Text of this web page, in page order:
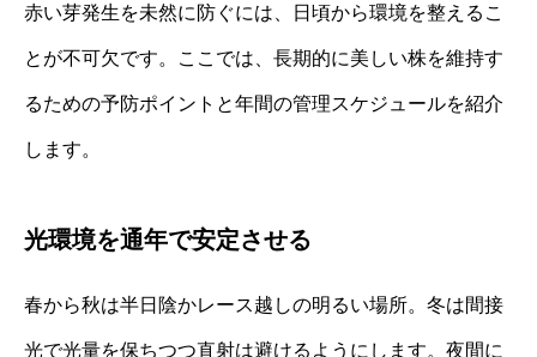
赤い芽発生を未然に防ぐには、日頃から環境を整えるこ
とが不可欠です。ここでは、長期的に美しい株を維持す
るための予防ポイントと年間の管理スケジュールを紹介
します。
光環境を通年で安定させる
春から秋は半日陰かレース越しの明るい場所。冬は間接
光で光量を保ちつつ直射は避けるようにします。夜間に